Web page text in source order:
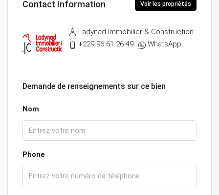
Contact Information Voir les propriétés
Ladynad Immobilier & Construction
+229 96 61 26 49
WhatsApp
Demande de renseignements sur ce bien
Nom
Phone